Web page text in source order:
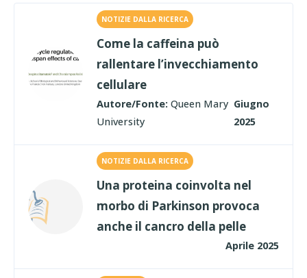
NOTIZIE DALLA RICERCA
Come la caffeina può
rallentare l’invecchiamento
cellulare
Autore/Fonte: Queen Mary
University
Giugno
2025
NOTIZIE DALLA RICERCA
Una proteina coinvolta nel
morbo di Parkinson provoca
anche il cancro della pelle
Aprile 2025